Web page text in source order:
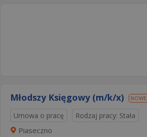
Młodszy Księgowy (m/k/x) NOWE
Umowa o pracę Rodzaj pracy: Stała
Piaseczno